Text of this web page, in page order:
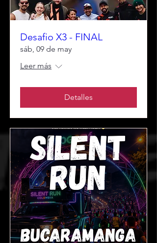
Desafio X3 - FINAL
sáb, 09 de may
Leer más
Detalles